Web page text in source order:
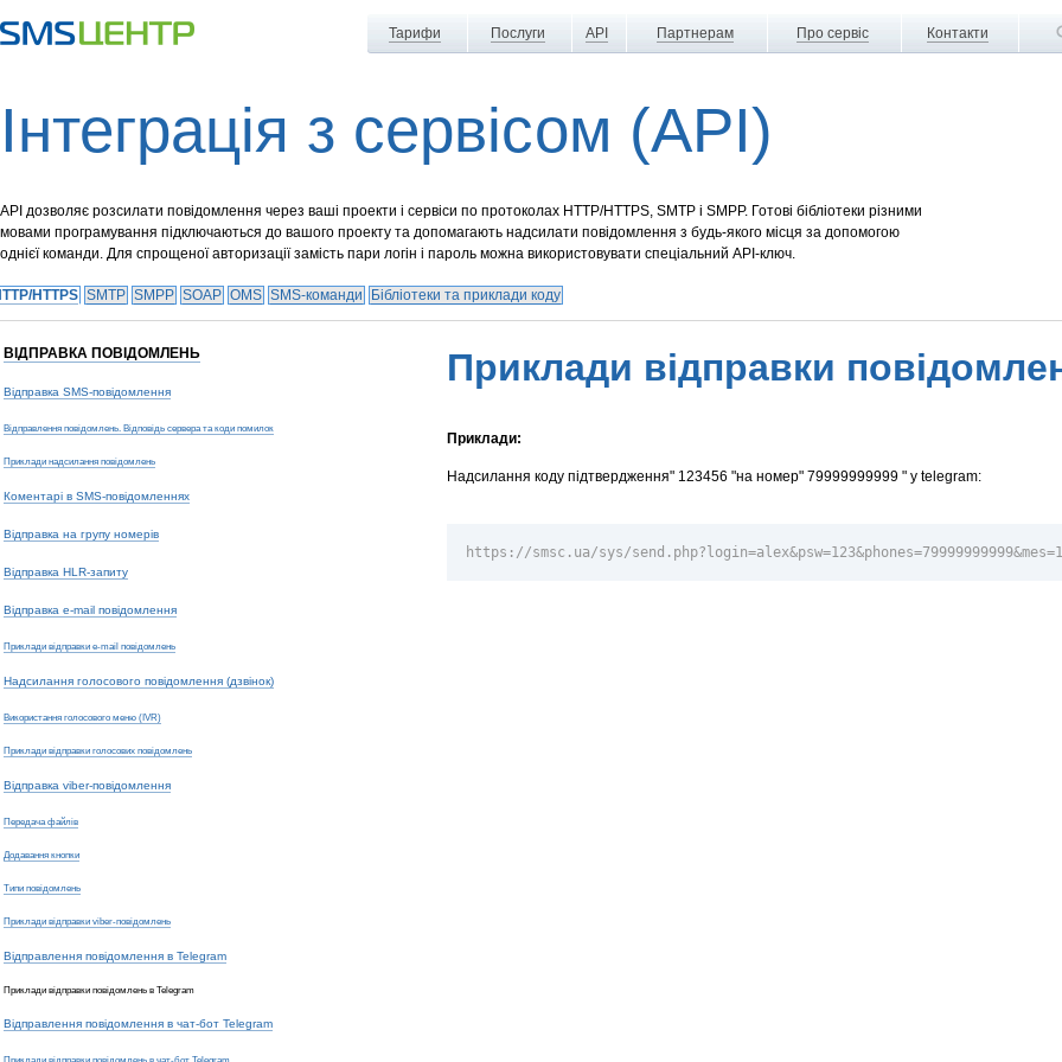
Тарифи Послуги API Партнерам Про сервіс Контакти
Інтеграція з сервісом (API)
API дозволяє розсилати повідомлення через ваші проекти і сервіси по протоколах HTTP/HTTPS, SMTP і SMPP. Готові бібліотеки різними
мовами програмування підключаються до вашого проекту та допомагають надсилати повідомлення з будь-якого місця за допомогою
однієї команди. Для спрощеної авторизації замість пари логін і пароль можна використовувати спеціальний API-ключ.
HTTPS SMTP SMPP SOAP OMS SMS-команди Бібліотеки та приклади коду
ВІДПРАВКА ПОВІДОМЛЕНЬ
Відправка SMS-повідомлення
Відправлення повідомлень. Відповідь сервера та коди помилок
Приклади надсилання повідомлень
Коментарі в SMS-повідомленнях
Відправка на групу номерів
Відправка HLR-запиту
Відправка e-mail повідомлення
Приклади відправки e-mail повідомлень
Надсилання голосового повідомлення (дзвінок)
Використання голосового меню (IVR)
Приклади відправки голосових повідомлень
Відправка viber-повідомлення
Передача файлів
Додавання кнопки
Типи повідомлень
Приклади відправки viber-повідомлень
Відправлення повідомлення в Telegram
Приклади відправки повідомлень в Telegram
Відправлення повідомлення в чат-бот Telegram
Приклади відправки повідомлень в чат-бот Telegram
Приклади відправки
Приклади:
Надсилання коду підтвердження" 123456 "на номер" 79999999999 " у telegram:
https://smsc.ua/sys/